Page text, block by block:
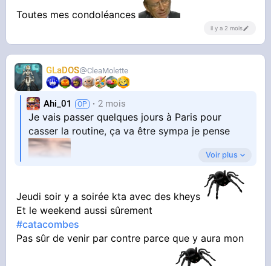
Toutes mes condoléances
il y a 2 mois
GLaDOS CleaMolette
Ahi_01 2 mois
Je vais passer quelques jours à Paris pour
casser la routine, ça va être sympa je pense
Des questions ?
Voir plus
Jeudi soir y a soirée kta avec des kheys
Et le weekend aussi sûrement
#catacombes
Pas sûr de venir par contre parce que y aura mon